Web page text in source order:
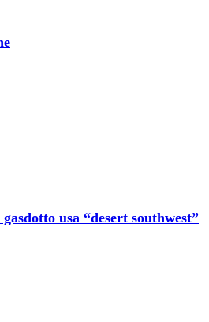
usa “desert southwest”